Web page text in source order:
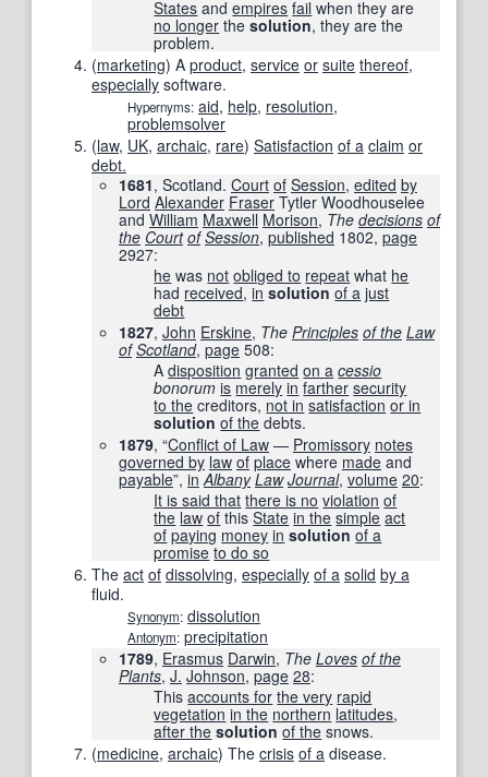
States andempires fail when they are
no longer thesolution, they are the
problem.
(marketing) A product, service or suite thereof,
especially software.
Hypernyms: aid, help, resolution,
problemsolver
(law, UK, archaic, rare) Satisfaction of a claim or
debt.
1681, Scotland. Court of Session, edited by
Lord Alexander Fraser Tytler Woodhouselee
and William Maxwell Morison, The decisions of
the Court of Session‎, published 1802, page
2927:
he was not obliged to repeat what he
had received,in solution of a just
debt
1827, John Erskine, The Principles of the Law
of Scotland‎, page 508:
Adisposition granted on a cessio
bonorum is merely in farther security
to the creditors, not in satisfaction or in
solution of the debts.
1879, “Conflict of Law — Promissory notes
governed by law of place where made and
payable”, in Albany Law Journal, volume 20:
It is said that there is no violation of
the law of thisState in the simple act
of paying money in solution of a
promise to do so
The act of dissolving, especially of a solid by a
fluid.
Synonym: dissolution
Antonym: precipitation
1789, Erasmus Darwin, The Loves of the
Plants, J. Johnson, page 28:
Thisaccounts for the very rapid
vegetation in the northern latitudes,
after the solution of the snows.
(medicine, archaic) The crisis of a disease.